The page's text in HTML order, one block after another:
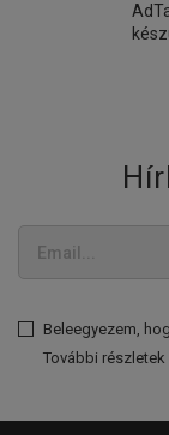
Beleegyezem,
További részletek